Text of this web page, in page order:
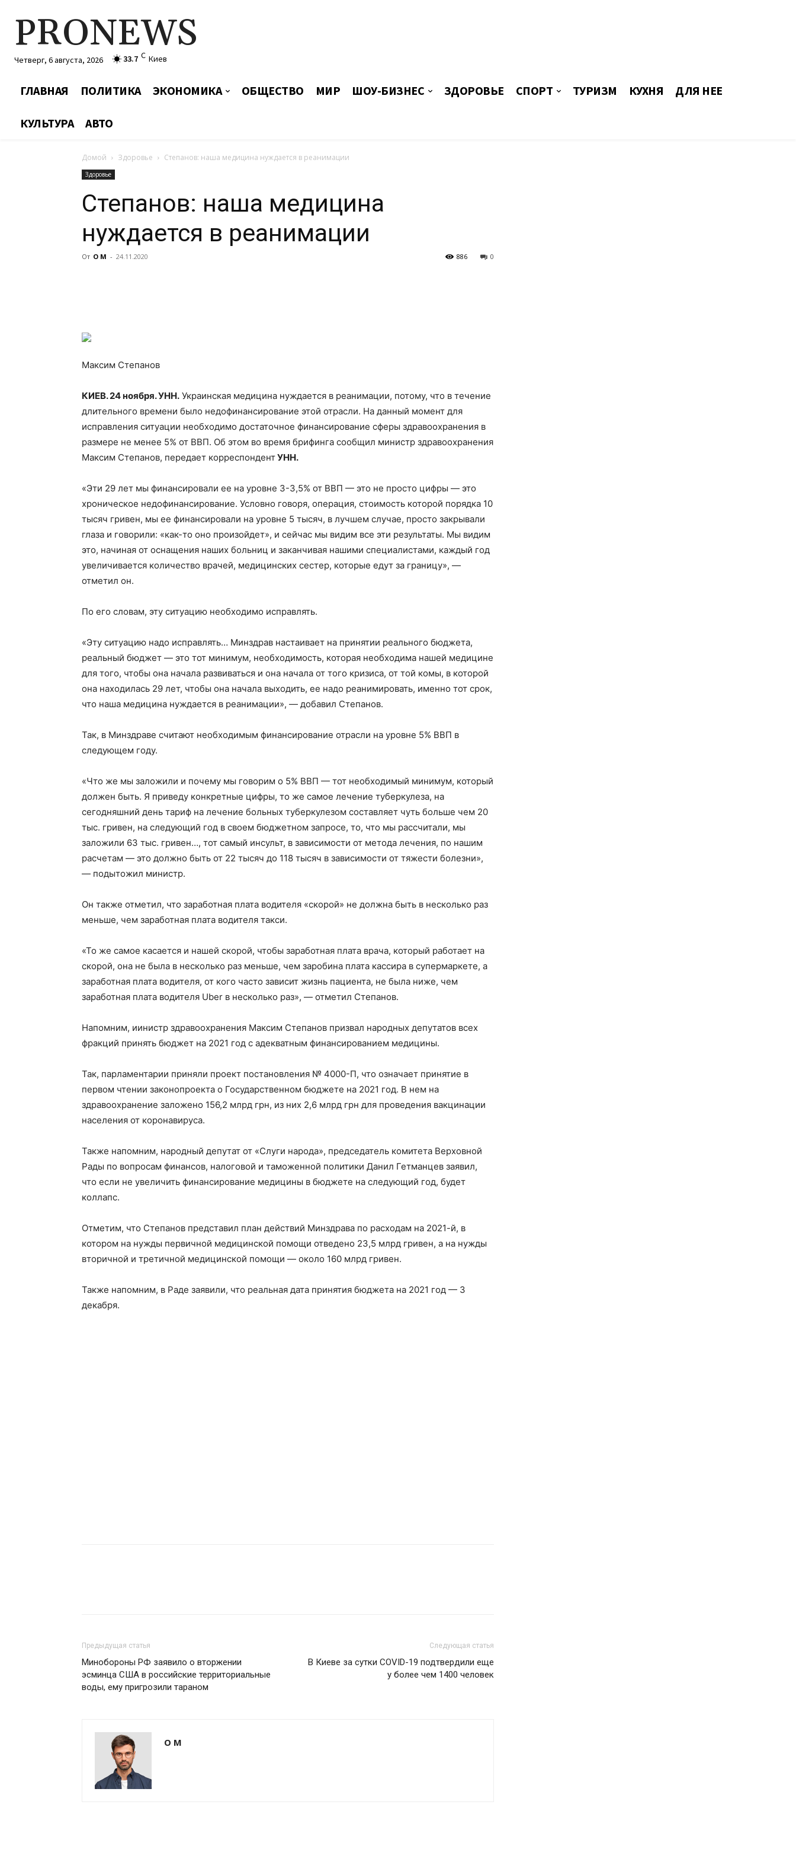
PRONEWS
Четверг, 6 августа, 2026 33.7 C Киев
ГЛАВНАЯ ПОЛИТИКА ЭКОНОМИКА ОБЩЕСТВО МИР ШОУ-БИЗНЕС ЗДОРОВЬЕ СПОРТ ТУРИЗМ КУХНЯ ДЛЯ НЕЕ
КУЛЬТУРА АВТО
Домой Здоровье Степанов: наша медицина нуждается в реанимации
Здоровье
Степанов: наша медицина
нуждается в реанимации
От О М - 24.11.2020 0
886
Максим Степанов
КИЕВ. 24 ноября. УНН. Украинская медицина нуждается в реанимации, потому, что в течение
длительного времени было недофинансирование этой отрасли. На данный момент для
исправления ситуации необходимо достаточное финансирование сферы здравоохранения в
размере не менее 5% от ВВП. Об этом во время брифинга сообщил министр здравоохранения
Максим Степанов, передает корреспондентУНН.
«Эти 29 лет мы финансировали ее на уровне 3-3,5% от ВВП — это не просто цифры — это
хроническое недофинансирование. Условно говоря, операция, стоимость которой порядка 10
тысяч гривен, мы ее финансировали на уровне 5 тысяч, в лучшем случае, просто закрывали
глаза и говорили: «как-то оно произойдет», и сейчас мы видим все эти результаты. Мы видим
это, начиная от оснащения наших больниц и заканчивая нашими специалистами, каждый год
увеличивается количество врачей, медицинских сестер, которые едут за границу», —
отметил он.
По его словам, эту ситуацию необходимо исправлять.
«Эту ситуацию надо исправлять… Минздрав настаивает на принятии реального бюджета,
реальный бюджет — это тот минимум, необходимость, которая необходима нашей медицине
для того, чтобы она начала развиваться и она начала от того кризиса, от той комы, в которой
она находилась 29 лет, чтобы она начала выходить, ее надо реанимировать, именно тот срок,
что наша медицина нуждается в реанимации», — добавил Степанов.
Так, в Минздраве считают необходимым финансирование отрасли на уровне 5% ВВП в
следующем году.
«Что же мы заложили и почему мы говорим о 5% ВВП — тот необходимый минимум, который
должен быть. Я приведу конкретные цифры, то же самое лечение туберкулеза, на
сегодняшний день тариф на лечение больных туберкулезом составляет чуть больше чем 20
тыс. гривен, на следующий год в своем бюджетном запросе, то, что мы рассчитали, мы
заложили 63 тыс. гривен…, тот самый инсульт, в зависимости от метода лечения, по нашим
расчетам — это должно быть от 22 тысяч до 118 тысяч в зависимости от тяжести болезни»,
— подытожил министр.
Он также отметил, что заработная плата водителя «скорой» не должна быть в несколько раз
меньше, чем заработная плата водителя такси.
«То же самое касается и нашей скорой, чтобы заработная плата врача, который работает на
скорой, она не была в несколько раз меньше, чем заробина плата кассира в супермаркете, а
заработная плата водителя, от кого часто зависит жизнь пациента, не была ниже, чем
заработная плата водителя Uber в несколько раз», — отметил Степанов.
Напомним, иинистр здравоохранения Максим Степанов призвал народных депутатов всех
фракций принять бюджет на 2021 год с адекватным финансированием медицины.
Так, парламентарии приняли проект постановления № 4000-П, что означает принятие в
первом чтении законопроекта о Государственном бюджете на 2021 год. В нем на
здравоохранение заложено 156,2 млрд грн, из них 2,6 млрд грн для проведения вакцинации
населения от коронавируса.
Также напомним, народный депутат от «Слуги народа», председатель комитета Верховной
Рады по вопросам финансов, налоговой и таможенной политики Данил Гетманцев заявил,
что если не увеличить финансирование медицины в бюджете на следующий год, будет
коллапс.
Отметим, что Степанов представил план действий Минздрава по расходам на 2021-й, в
котором на нужды первичной медицинской помощи отведено 23,5 млрд гривен, а на нужды
вторичной и третичной медицинской помощи — около 160 млрд гривен.
Также напомним, в Раде заявили, что реальная дата принятия бюджета на 2021 год — 3
декабря.
Предыдущая статья
Минобороны РФ заявило о вторжении
эсминца США в российские территориальные
воды, ему пригрозили тараном
Следующая статья
В Киеве за сутки COVID-19 подтвердили еще
у более чем 1400 человек
О М